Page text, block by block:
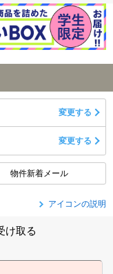
変更する
変更する
物件新着メール
アイコンの説明
け取る